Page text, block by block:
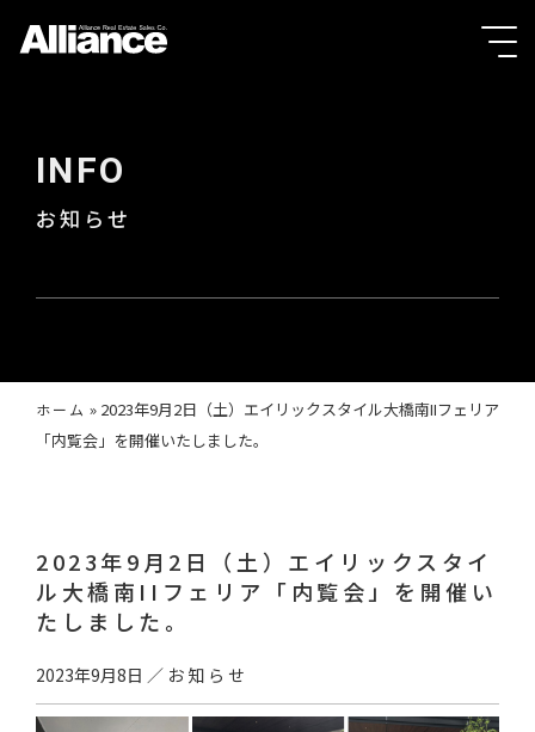
INFO
お知らせ
ホーム » 2023年9月2日（土）エイリックスタイル大橋南IIフェリア
「内覧会」を開催いたしました。
2023年9月2日（土）エイリックスタイ
ル大橋南IIフェリア「内覧会」を開催い
たしました。
2023年9月8日 ／ お知らせ